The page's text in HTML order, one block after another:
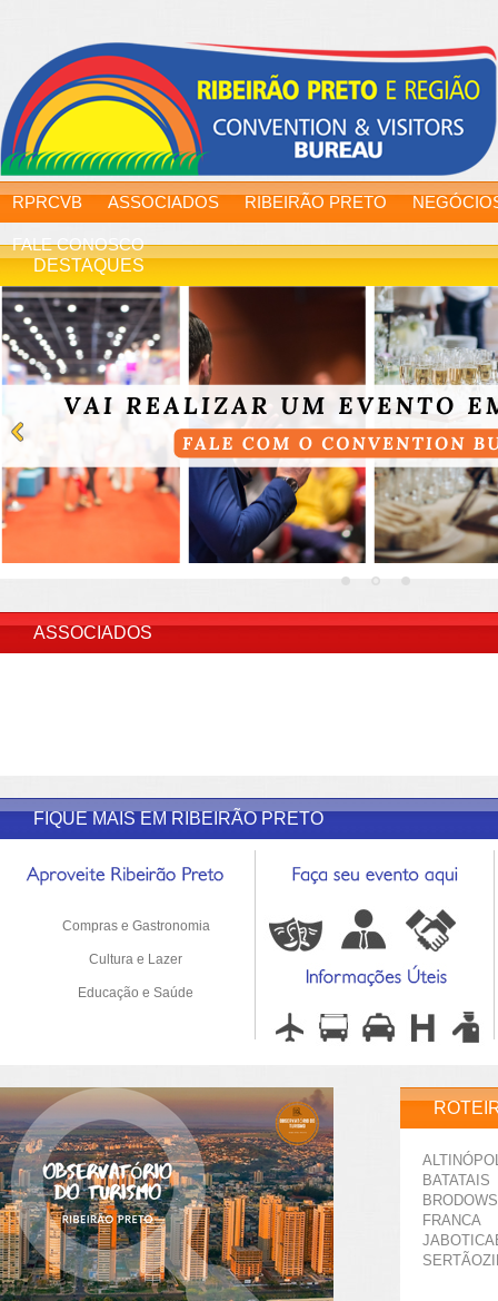
RPRCVB ASSOCIADOS RIBEIRÃO PRETO
FALE CONOSCO
DESTAQUES
ASSOCIADOS
FIQUE MAIS EM RIBEIRÃO PRETO
Compras e Gastronomia
Cultura e Lazer
Educação e Saúde
BATATAIS
FRANCA